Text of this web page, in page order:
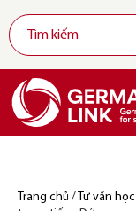
Trang chủ / Tư vấn